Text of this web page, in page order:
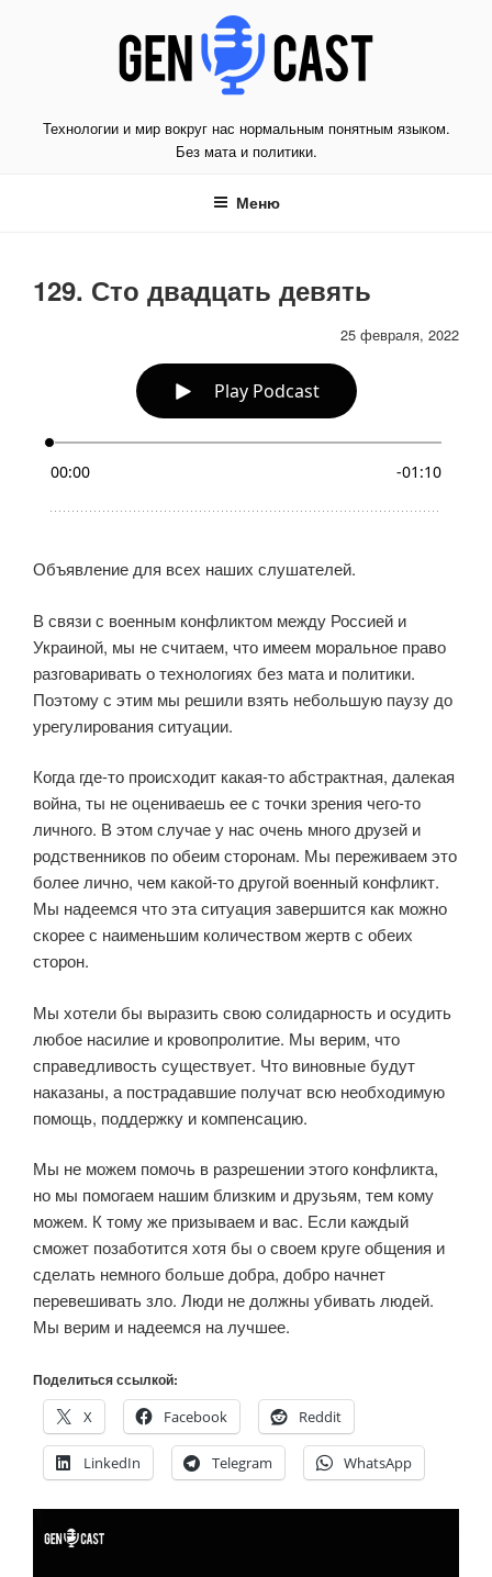
Технологии и мир вокруг нас нормальным понятным языком.
Без мата и политики.
Меню
129. Сто двадцать девять
25 февраля, 2022
Объявление для всех наших слушателей.
В связи с военным конфликтом между Россией и
Украиной, мы не считаем, что имеем моральное право
разговаривать о технологиях без мата и политики.
Поэтому с этим мы решили взять небольшую паузу до
урегулирования ситуации.
Когда где-то происходит какая-то абстрактная, далекая
война, ты не оцениваешь ее с точки зрения чего-то
личного. В этом случае у нас очень много друзей и
родственников по обеим сторонам. Мы переживаем это
более лично, чем какой-то другой военный конфликт.
Мы надеемся что эта ситуация завершится как можно
скорее с наименьшим количеством жертв с обеих
сторон.
Мы хотели бы выразить свою солидарность и осудить
любое насилие и кровопролитие. Мы верим, что
справедливость существует. Что виновные будут
наказаны, а пострадавшие получат всю необходимую
помощь, поддержку и компенсацию.
Мы не можем помочь в разрешении этого конфликта,
но мы помогаем нашим близким и друзьям, тем кому
можем. К тому же призываем и вас. Если каждый
сможет позаботится хотя бы о своем круге общения и
сделать немного больше добра, добро начнет
перевешивать зло. Люди не должны убивать людей.
Мы верим и надеемся на лучшее.
Поделиться ссылкой:
X
Facebook Reddit
LinkedIn Telegram WhatsApp